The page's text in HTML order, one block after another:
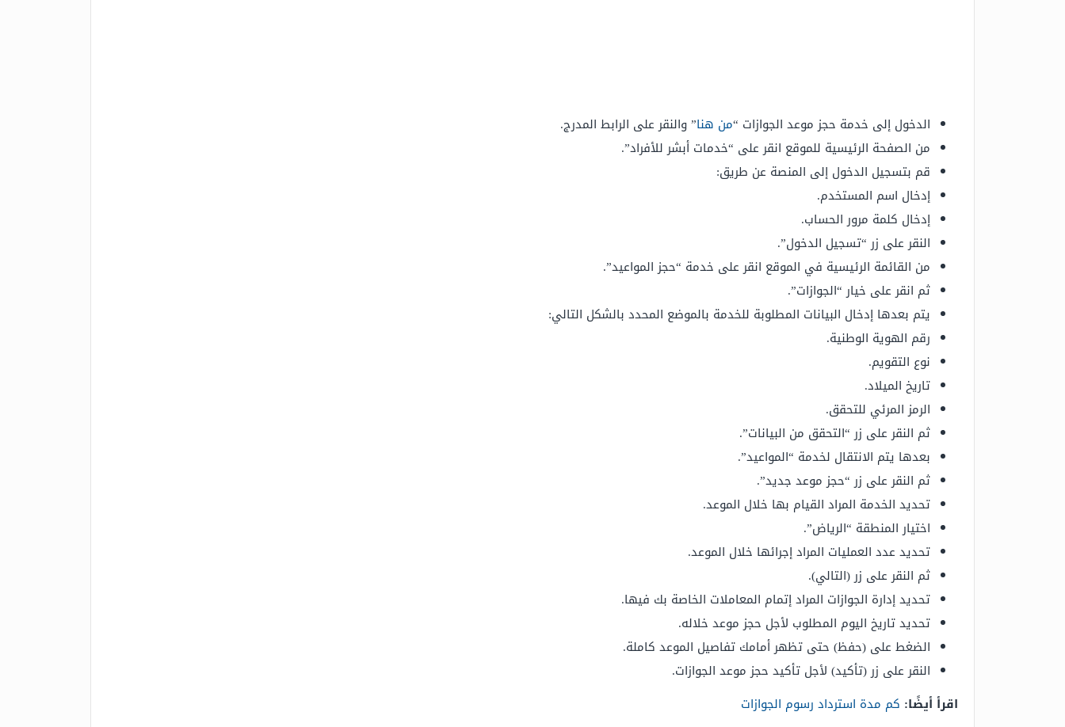
الدخول إلى خدمة حجز موعد الجوازات “من هنا” والنقر على الرابط المدرج.
من الصفحة الرئيسية للموقع انقر على “خدمات أبشر للأفراد”.
قم بتسجيل الدخول إلى المنصة عن طريق:
إدخال اسم المستخدم.
إدخال كلمة مرور الحساب.
النقر على زر “تسجيل الدخول”.
من القائمة الرئيسية في الموقع انقر على خدمة “حجز المواعيد”.
ثم انقر على خيار “الجوازات”.
يتم بعدها إدخال البيانات المطلوبة للخدمة بالموضع المحدد بالشكل التالي:
رقم الهوية الوطنية.
نوع التقويم.
تاريخ الميلاد.
الرمز المرئي للتحقق.
ثم النقر على زر “التحقق من البيانات”.
بعدها يتم الانتقال لخدمة “المواعيد”.
ثم النقر على زر “حجز موعد جديد”.
تحديد الخدمة المراد القيام بها خلال الموعد.
اختيار المنطقة “الرياض”.
تحديد عدد العمليات المراد إجرائها خلال الموعد.
ثم النقر على زر (التالي).
تحديد إدارة الجوازات المراد إتمام المعاملات الخاصة بك فيها.
تحديد تاريخ اليوم المطلوب لأجل حجز موعد خلاله.
الضغط على (حفظ) حتى تظهر أمامك تفاصيل الموعد كاملة.
النقر على زر (تأكيد) لأجل تأكيد حجز موعد الجوازات.
اقرأ أيضًا: كم مدة استرداد رسوم الجوازات